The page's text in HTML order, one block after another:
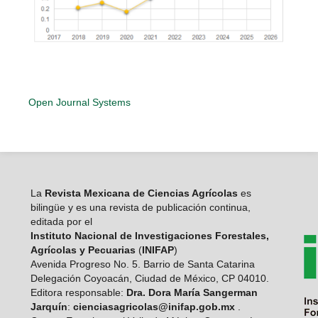
Open Journal Systems
LaRevista Mexicana de Ciencias Agrícolas es
bilingüe y es una revista de publicación continua,
editada por el
Instituto Nacional de Investigaciones Forestales,
Agrícolas y Pecuarias (INIFAP)
Avenida Progreso No. 5. Barrio de Santa Catarina
Delegación Coyoacán, Ciudad de México, CP 04010.
Editora responsable: Dra. Dora María Sangerman
Jarquín: cienciasagricolas@inifap.gob.mx.